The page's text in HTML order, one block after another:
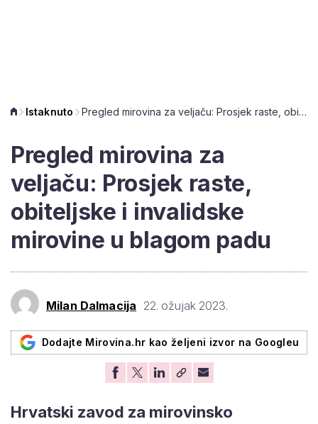
Istaknuto Pregled mirovina za veljaču: Prosjek raste, obiteljske i invalidske mirovine u blagom padu
Pregled mirovina za
veljaču: Prosjek raste,
obiteljske i invalidske
mirovine u blagom padu
Milan Dalmacija 22. ožujak 2023.
Dodajte Mirovina.hr kao željeni izvor na Googleu
Hrvatski zavod za mirovinsko